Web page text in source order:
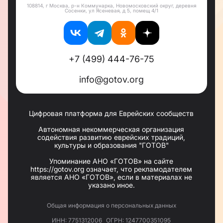
108814, г Москва, р-н Коммунарка, Новомосковский округ, деревня
Сосенки, ул Ясеневая, д 5, помещ 4/1
+7 (499) 444-76-75
info@gotov.org
Цифровая платформа для Еврейских сообществ
Автономная некоммерческая организация
содействия развитию еврейских традиций,
культуры и образования "ГОТОВ"
Упоминание АНО «ГОТОВ» на сайте
https://gotov.org означает, что рекламодателем
является АНО «ГОТОВ», если в материалах не
указано иное.
Общая информация о персональных данных
ИНН: 7751312006 ОГРН: 1247700351095